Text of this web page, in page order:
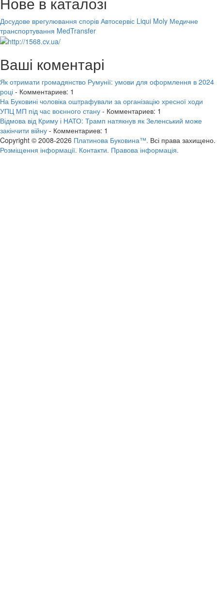
Досудове врегулювання спорів Автосервіс Liqui Moly Медичне
транспортування MedTransfer
Ваші коментарі
Як отримати громадянство Румунії: умови для оформлення в 2024
році - Комментариев: 1
На Буковині чоловіка оштрафували за організацію хресної ходи
УПЦ МП під час воєнного стану - Комментариев: 1
Відмова від Криму і НАТО: Трамп натякнув як Зеленський може
закінчити війну - Комментариев: 1
Copyright © 2008-2026 Платинова Буковина™. Всі права захищено.
Розміщення інформації. Контакти. Правова інформація.